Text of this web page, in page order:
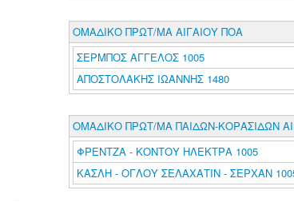
ΟΜΑΔΙΚΟ ΠΡΩΤ/ΜΑ ΑΙΓΑΙΟΥ ΠΟΑ
ΣΕΡΜΠΟΣ ΑΓΓΕΛΟΣ 1005
ΑΠΟΣΤΟΛΑΚΗΣ ΙΩΑΝΝΗΣ 1480
ΟΜΑΔΙΚΟ ΠΡΩΤ/ΜΑ ΠΑΙΔΩΝ-ΚΟΡΑΣΙΔΩΝ
ΦΡΕΝΤΖΑ - ΚΟΝΤΟΥ ΗΛΕΚΤΡΑ 1005
ΚΑΣΛΗ - ΟΓΛΟΥ ΣΕΛΑΧΑΤΙΝ - ΣΕΡΧΑΝ